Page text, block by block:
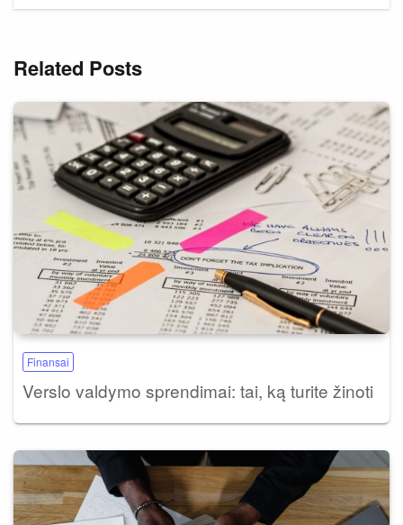
Related Posts
Finansai
Verslo valdymo sprendimai: tai, ką turite žinoti